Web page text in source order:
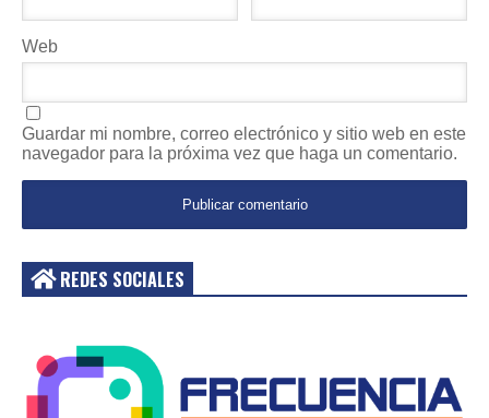
Web
Guardar mi nombre, correo electrónico y sitio web en este
navegador para la próxima vez que haga un comentario.
REDES SOCIALES